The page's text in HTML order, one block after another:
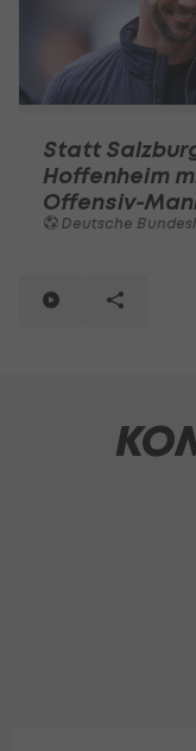
Statt
Hoffenheim
Offensiv-
Deutsche